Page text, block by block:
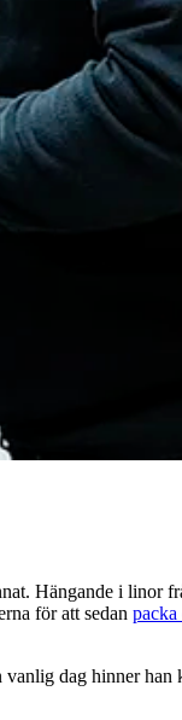
Hängande i linor
för att sedan packa
dag hinner han